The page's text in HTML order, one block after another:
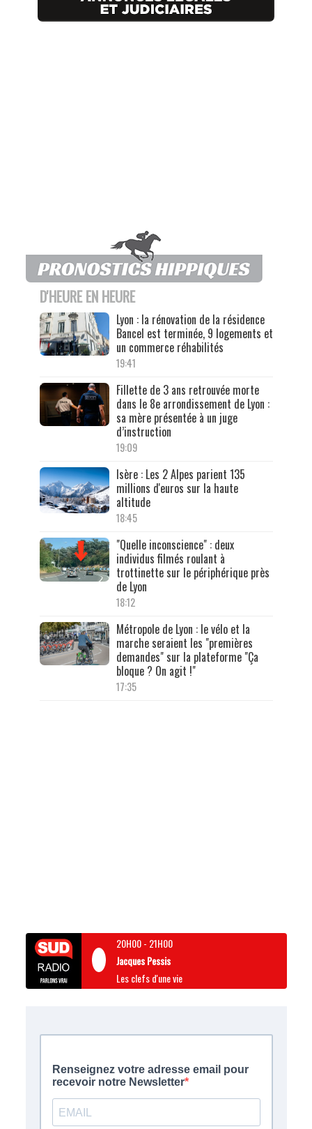
D'HEURE EN HEURE
Lyon : la rénovation de la résidence
Bancel est terminée, 9 logements et
un commerce réhabilités
19:41
Fillette de 3 ans retrouvée morte
dans le 8e arrondissement de Lyon :
sa mère présentée à un juge
d’instruction
19:09
Isère : Les 2 Alpes parient 135
millions d'euros sur la haute
altitude
18:45
"Quelle inconscience" : deux
individus filmés roulant à
trottinette sur le périphérique près
de Lyon
18:12
Métropole de Lyon : le vélo et la
marche seraient les "premières
demandes" sur la plateforme "Ça
bloque ? On agit !"
17:35
20H00- 21H00
Jacques Pessis
Les clefs d'une vie